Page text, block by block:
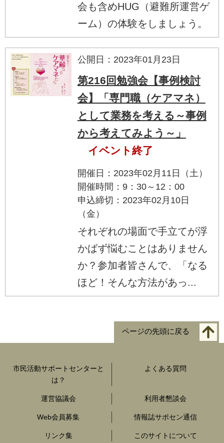
会も含めHUG（避難所運営ゲ
ーム）の体験をしましょう。
公開日：2023年01月23日
第216回勉強会【事例検討
会】「専門職（ケアマネ）
として業務を考える～事例
から考えてみよう～」
イベント終了
開催日：2023年02月11日（土）
開催時間：9：30～12：00
申込締切：2023年02月10日
（金）
それぞれの場面で手立てが浮
かばず悩むことはありません
か？参加者皆さんで、「なる
ほど！そんな方法があっ...
ページの先頭に戻る
市民活動サポートセンターと
は？
よくある質問
運営協議会 利用者懇談会
Web会員募集 情報誌サポセン通信
リンク集 このサイトについて